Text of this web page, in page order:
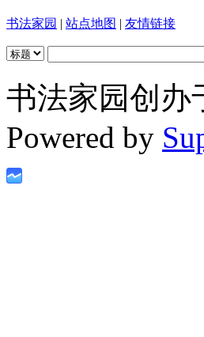
书法家园 | 站点地图 | 友情链接
书法家园创办
Powered by